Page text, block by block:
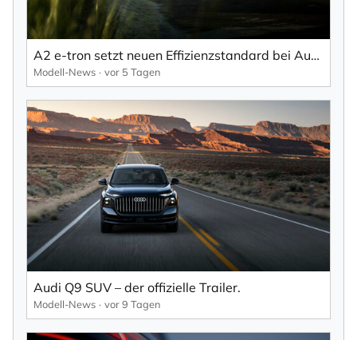
A2 e-tron setzt neuen Effizienzstandard bei Audi.
Modell-News vor 5 Tagen
Audi Q9 SUV – der offizielle Trailer.
Modell-News vor 9 Tagen